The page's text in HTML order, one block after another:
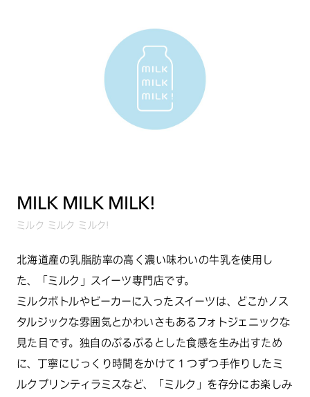
MILK MILK MILK!
ミルク ミルク ミルク!
北海道産の乳脂肪率の高く濃い味わいの牛乳を使用し
た、「ミルク」スイーツ専門店です。
ミルクボトルやビーカーに入ったスイーツは、どこかノス
タルジックな雰囲気とかわいさもあるフォトジェニックな
見た目です。独自のぷるぷるとした食感を生み出すため
に、丁寧にじっくり時間をかけて１つずつ手作りしたミ
ルクプリンティラミスなど、「ミルク」を存分にお楽しみ